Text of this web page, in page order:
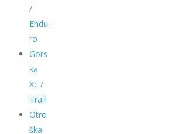
/
Endu
ro
Gors
ka
Xc /
Trail
Otro
ška